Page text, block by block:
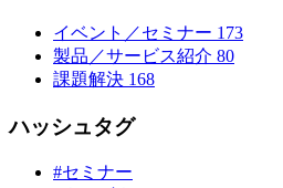
イベント／セミナー 173
製品／サービス紹介 80
課題解決 168
ハッシュタグ
#セミナー